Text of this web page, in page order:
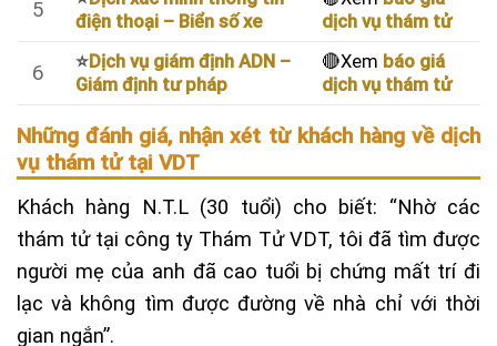
5
điện thoại – Biển số xe
dịch vụ thám tử
6 ⭐Dịch vụ giám định ADN –
Giám định tư pháp
🔴Xem báo giá
dịch vụ thám tử
Những đánh giá, nhận xét từ khách hàng về dịch
vụ thám tử tại VDT
Khách hàng N.T.L (30 tuổi) cho biết: “Nhờ các
thám tử tại công ty Thám Tử VDT, tôi đã tìm được
người mẹ của anh đã cao tuổi bị chứng mất trí đi
lạc và không tìm được đường về nhà chỉ với thời
gian ngắn”.